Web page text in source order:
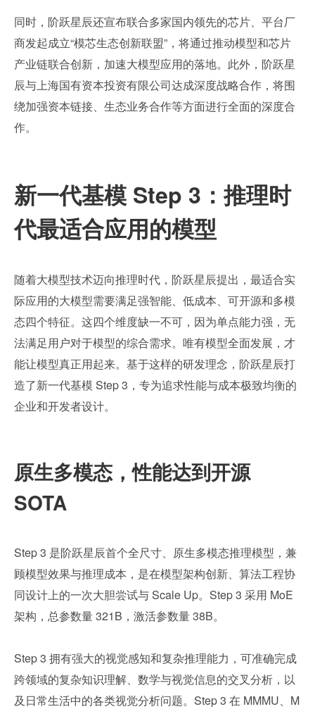
同时，阶跃星辰还宣布联合多家国内领先的芯片、平台厂
商发起成立“模芯生态创新联盟”，将通过推动模型和芯片
产业链联合创新，加速大模型应用的落地。此外，阶跃星
辰与上海国有资本投资有限公司达成深度战略合作，将围
绕加强资本链接、生态业务合作等方面进行全面的深度合
作。
新一代基模 Step 3：推理时
代最适合应用的模型
随着大模型技术迈向推理时代，阶跃星辰提出，最适合实
际应用的大模型需要满足强智能、低成本、可开源和多模
态四个特征。这四个维度缺一不可，因为单点能力强，无
法满足用户对于模型的综合需求。唯有模型全面发展，才
能让模型真正用起来。基于这样的研发理念，阶跃星辰打
造了新一代基模 Step 3，专为追求性能与成本极致均衡的
企业和开发者设计。
原生多模态，性能达到开源
SOTA
Step 3 是阶跃星辰首个全尺寸、原生多模态推理模型，兼
顾模型效果与推理成本，是在模型架构创新、算法工程协
同设计上的一次大胆尝试与 Scale Up。Step 3 采用 MoE
架构，总参数量 321B，激活参数量 38B。
Step 3 拥有强大的视觉感知和复杂推理能力，可准确完成
跨领域的复杂知识理解、数学与视觉信息的交叉分析，以
及日常生活中的各类视觉分析问题。Step 3 在 MMMU、M